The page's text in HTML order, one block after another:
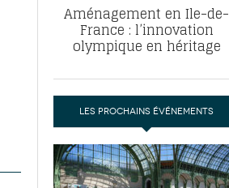
Aménagement en Ile-de-
France : l’innovation
olympique en héritage
LES PROCHAINS ÉVÉNEMENTS